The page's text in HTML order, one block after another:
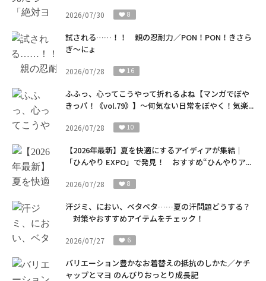
2026/07/30 8
試される……！！ 親の忍耐力／PON！PON！きさら
ぎ～にょ
2026/07/28 16
ふふっ、心ってこうやって折れるよね【マンガでぼや
きっパ！《vol.79》】～何気ない日常をぼやく！気楽...
2026/07/28 10
【2026年最新】夏を快適にするアイディアが集結｜
「ひんやり EXPO」で発見！ おすすめ“ひんやりア...
2026/07/28 8
汗ジミ、におい、ベタベタ……夏の汗問題どうする？
対策やおすすめアイテムをチェック！
2026/07/27 6
バリエーション豊かなお着替えの抵抗のしかた／ケチ
ャップとマヨ のんびりおっとり成長記